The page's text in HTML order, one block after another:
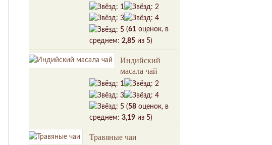
(61 оценок, в
среднем: 2,85 из 5)
Индийский
масала чай
(58 оценок, в
среднем: 3,19 из 5)
Травяные чаи